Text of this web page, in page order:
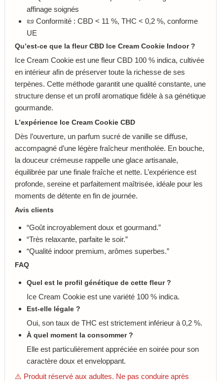
affinage soignés
📜 Conformité : CBD < 11 %, THC < 0,2 %, conforme
UE
Qu’est-ce que la fleur CBD Ice Cream Cookie Indoor ?
Ice Cream Cookie est une fleur CBD 100 % indica, cultivée
en intérieur afin de préserver toute la richesse de ses
terpènes. Cette méthode garantit une qualité constante, une
structure dense et un profil aromatique fidèle à sa génétique
gourmande.
L’expérience Ice Cream Cookie CBD
Dès l’ouverture, un parfum sucré de vanille se diffuse,
accompagné d’une légère fraîcheur mentholée. En bouche,
la douceur crémeuse rappelle une glace artisanale,
équilibrée par une finale fraîche et nette. L’expérience est
profonde, sereine et parfaitement maîtrisée, idéale pour les
moments de détente en fin de journée.
Avis clients
“Goût incroyablement doux et gourmand.”
“Très relaxante, parfaite le soir.”
“Qualité indoor premium, arômes superbes.”
FAQ
Quel est le profil génétique de cette fleur ?
Ice Cream Cookie est une variété 100 % indica.
Est-elle légale ?
Oui, son taux de THC est strictement inférieur à 0,2 %.
À quel moment la consommer ?
Elle est particulièrement appréciée en soirée pour son
caractère doux et enveloppant.
⚠️ Produit réservé aux adultes. Ne pas conduire après